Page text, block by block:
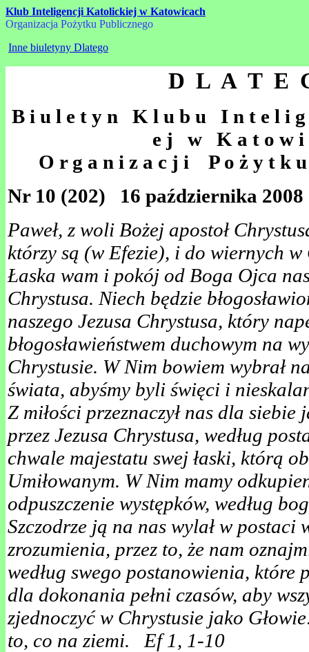
Klub Inteligencji Katolickiej w Katowicach
Organizacja Pożytku Publicznego
Inne biuletyny Dlatego
D L A T E
B i u l e t y n K l u b u I n t e l i
e j w K a t o w i
O r g a n i z a c j i P o ż y t k
Nr 10 (202) 16 października 2008
Paweł, z woli Bożej apostoł
którzy są (w Efezie), i do wiernych w
Łaska wam i pokój od Boga Ojca
Chrystusa. Niech będzie
naszego Jezusa Chrystusa, który
błogosławieństwem duchowym na
Chrystusie. W Nim bowiem wybrał
świata, abyśmy byli święci i
Z miłości przeznaczył nas dla
przez Jezusa Chrystusa, według
chwale majestatu swej łaski, którą
Umiłowanym. W Nim mamy
odpuszczenie występków, według
Szczodrze ją na nas wylał w postaci
zrozumienia, przez to, że nam
według swego postanowienia, które
dla dokonania pełni czasów, aby
zjednoczyć w Chrystusie jako
to, co na ziemi. Ef 1, 1-10